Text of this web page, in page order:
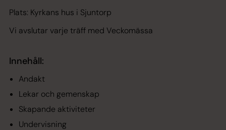
Plats: Kyrkans hus i Sjuntorp
Vi avslutar varje träff med Veckomässa
Innehåll:
Andakt
Lekar och gemenskap
Skapande aktiviteter
Undervisning